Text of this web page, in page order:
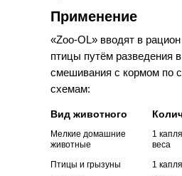
Применение
«Zoo-OL» вводят в
птицы путём разведения
смешивания с кормом по
схемам:
Вид животного
Мелкие домашние
животные
1
веса
Птицы и грызуны
1